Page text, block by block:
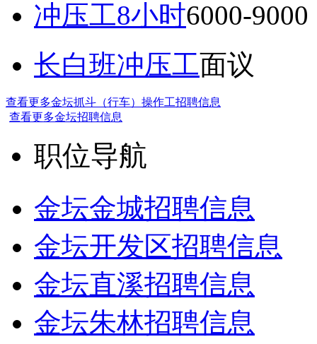
冲压工8小时6000-
长白班冲压工面议
查看更多金坛抓斗（行车）操作工招聘信息
查看更多金坛招聘信息
职位导航
金坛金城招聘信息
金坛开发区招聘信息
金坛直溪招聘信息
金坛朱林招聘信息